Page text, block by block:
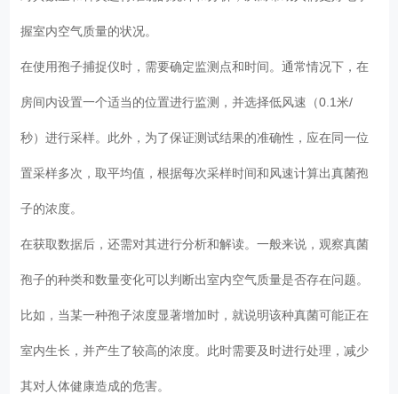
握室内空气质量的状况。
在使用孢子捕捉仪时，需要确定监测点和时间。通常情况下，在
房间内设置一个适当的位置进行监测，并选择低风速（0.1米/
秒）进行采样。此外，为了保证测试结果的准确性，应在同一位
置采样多次，取平均值，根据每次采样时间和风速计算出真菌孢
子的浓度。
在获取数据后，还需对其进行分析和解读。一般来说，观察真菌
孢子的种类和数量变化可以判断出室内空气质量是否存在问题。
比如，当某一种孢子浓度显著增加时，就说明该种真菌可能正在
室内生长，并产生了较高的浓度。此时需要及时进行处理，减少
其对人体健康造成的危害。